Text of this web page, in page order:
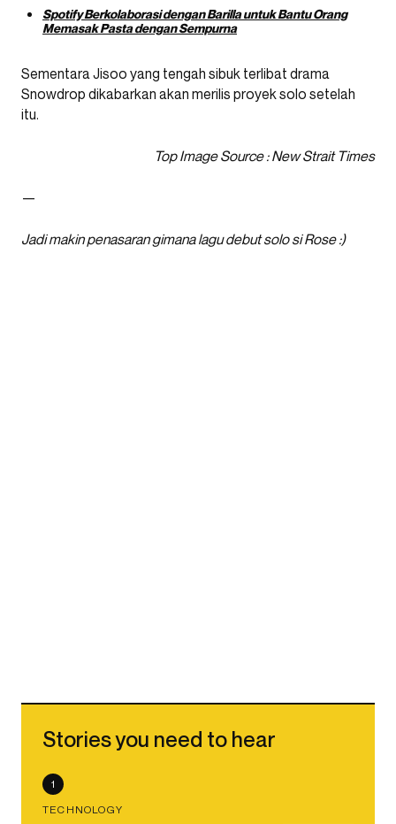
Spotify Berkolaborasi dengan Barilla untuk Bantu Orang
Memasak Pasta dengan Sempurna
Sementara Jisoo yang tengah sibuk terlibat drama
Snowdrop dikabarkan akan merilis proyek solo setelah
itu.
Top Image Source : New Strait Times
—
Jadi makin penasaran gimana lagu debut solo si Rose :)
Stories you need to hear
1
TECHNOLOGY